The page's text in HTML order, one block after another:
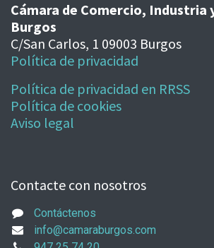
Cámara de Comercio, Industria
Burgos
C/San Carlos, 1 09003 Burgos
Política de privacidad
Política de privacidad en RRSS
Política de cookies
Aviso legal
Contacte con nosotros
Contáctenos
info@camaraburgos.com